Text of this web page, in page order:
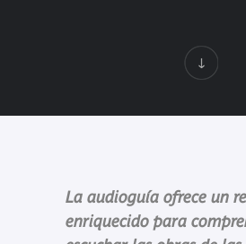
La audioguía ofrece un
enriquecido para